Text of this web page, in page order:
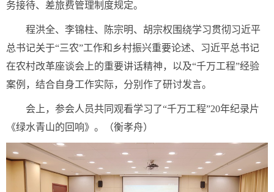
务接待、差旅费管理制度规定。
程洪全、李锦柱、陈宗明、胡宗权围绕学习贯彻习近平
总书记关于“三农”工作和乡村振兴重要论述、习近平总书记
在农村改革座谈会上的重要讲话精神，以及“千万工程”经验
案例，结合自身工作实际，分别作了研讨发言。
会上，参会人员共同观看学习了“千万工程”20年纪录片
《绿水青山的回响》。（衡孝舟）